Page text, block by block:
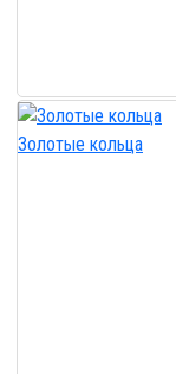
Золотые кольца